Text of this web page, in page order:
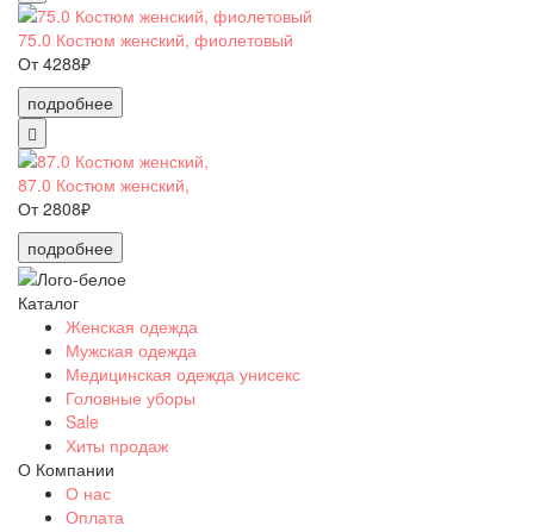
75.0 Костюм женский, фиолетовый
От 4288₽
подробнее
87.0 Костюм женский,
От 2808₽
подробнее
Каталог
Женская одежда
Мужская одежда
Медицинская одежда унисекс
Головные уборы
Sale
Хиты продаж
О Компании
О нас
Оплата